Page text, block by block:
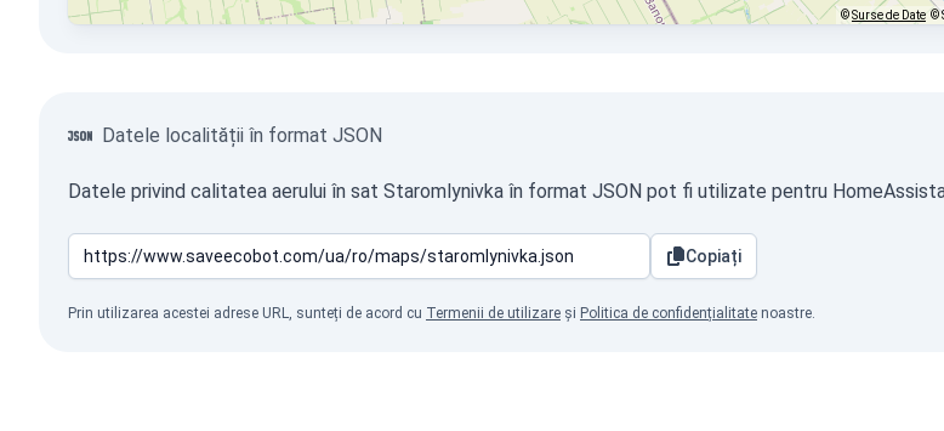
©Surse de Date ©
Datele localității în format JSON
Datele privind calitatea aerului în sat Staromlynivka în format JSON pot fi utilizate pentru
Copiați
Prin utilizarea acestei adrese URL, sunteți de acord cu Termenii de utilizare și Politica de confidențialitate noastre.